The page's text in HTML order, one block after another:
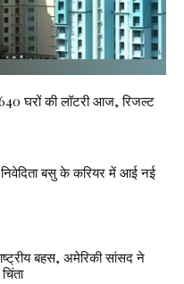
घरों की लॉटरी आज, रिजल्ट
बसु के करियर में आई नई
बहस, अमेरिकी सांसद ने